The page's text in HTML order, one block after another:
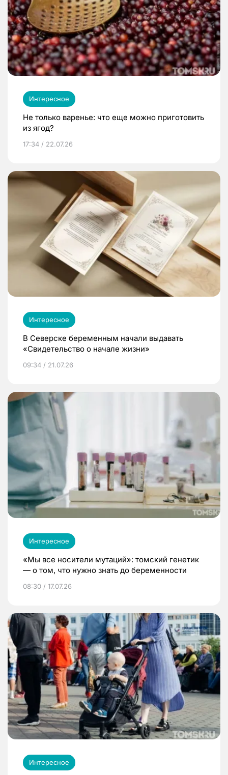
Интересное
Не только варенье: что еще можно приготовить
из ягод?
17:34 / 22.07.26
Интересное
В Северске беременным начали выдавать
«Свидетельство о начале жизни»
09:34 / 21.07.26
Интересное
«Мы все носители мутаций»: томский генетик
— о том, что нужно знать до беременности
08:30 / 17.07.26
Интересное